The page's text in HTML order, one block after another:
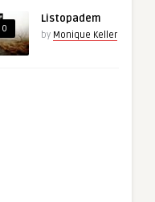
0
Listopadem
by Monique Keller